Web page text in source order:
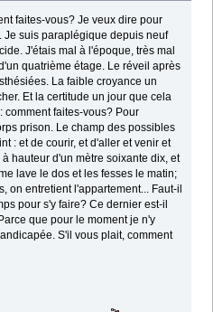
faites-vous? Je veux dire pour
Je suis paraplégique depuis neuf
J'étais mal à l'époque, très mal
quatrième étage. Le réveil après
La faible croyance un
Et la certitude un jour que cela
comment faites-vous? Pour
prison. Le champ des possibles
: et de courir, et d'aller et venir et
hauteur d'un mètre soixante dix, et
lave le dos et les fesses le matin;
on entretient l'appartement... Faut-il
pour s'y faire? Ce dernier est-il
que pour le moment je n'y
S'il vous plait, comment